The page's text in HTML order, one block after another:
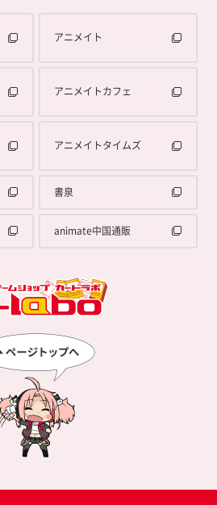
アニメイト
アニメイトカフェ
アニメイトタイムズ
書泉
animate中国通販